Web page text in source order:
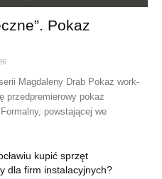
Pokaz
Magdaleny Drab Pokaz work-
przedpremierowy pokaz
powstającej we
kupić sprzęt
dla firm instalacyjnych?